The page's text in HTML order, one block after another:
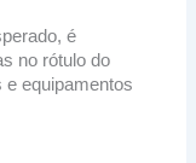
é
no rótulo do
e equipamentos